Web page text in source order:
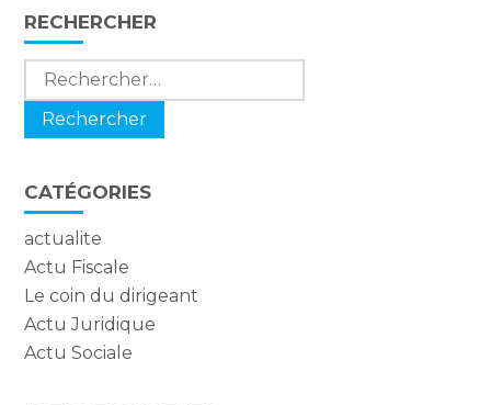
Blog
sidebar
RECHERCHER
Rechercher :
CATÉGORIES
actualite
Actu Fiscale
Le coin du dirigeant
Actu Juridique
Actu Sociale